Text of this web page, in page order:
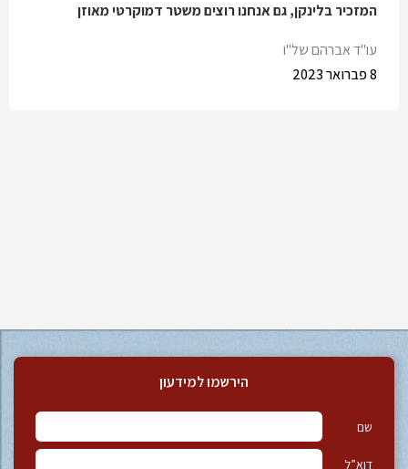
המזכיר בלינקן, גם אנחנו רוצים משטר דמוקרטי מאוזן
עו"ד אברהם של"ו
8 פברואר 2023
הירשמו למידעון
שם
דוא”ל